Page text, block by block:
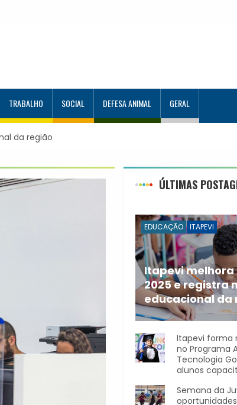
TRABALHO SOCIAL DEFESA ANIMAL GERAL
Aluno Tutor em Tecnologia
ÚLTIMAS
EDUCAÇÃO ITAPEVI
Itapevi melhora
2025 e registra
educacional da
A rede municipal de
Itapevi forma
no Programa
Tecnologia
alunos
Semana da